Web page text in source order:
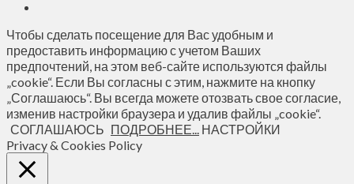
Чтобы сделать посещение для Вас удобным и
предоставить информацию с учетом Ваших
предпочтений, на этом веб-сайте используются файлы
„cookie“. Если Вы согласны с этим, нажмите на кнопку
„Соглашаюсь“. Вы всегда можете отозвать свое согласие,
изменив настройки браузера и удалив файлы „cookie“.
СОГЛАШАЮСЬ ПОДРОБНЕЕ... НАСТРОЙКИ
Privacy & Cookies Policy